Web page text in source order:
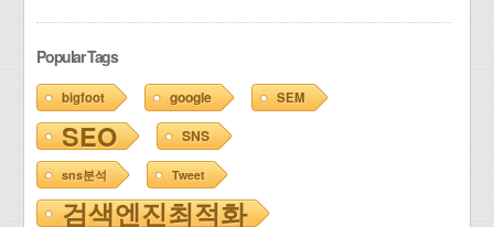
Popular Tags
bigfoot google SEM
SEO SNS
sns분석 Tweet
검색엔진최적화